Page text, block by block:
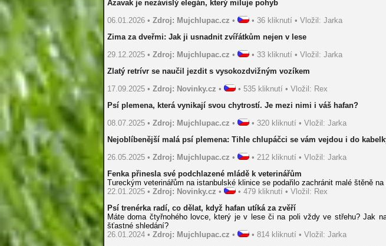
Azavak je nezávislý elegán, který miluje pohyb
06.01.2026 • Zdroj: Mujchlupac.cz •
• 36 kliknutí • Vložil: Jarka
Zima za dveřmi: Jak ji usnadnit zvířátkům nejen v lese
29.12.2025 • Zdroj: Mujchlupac.cz •
• 33 kliknutí • Vložil: Jarka
Zlatý retrívr se naučil jezdit s vysokozdvižným vozíkem
17.09.2025 • Zdroj: Novinky.cz •
• 535 kliknutí • Vložil: Rex
Psí plemena, která vynikají svou chytrostí. Je mezi nimi i váš hafan?
08.07.2025 • Zdroj: Mujchlupac.cz •
• 320 kliknutí • Vložil: Jarka
Nejoblíbenější malá psí plemena: Tihle chlupáčci se vám vejdou i do
26.05.2025 • Zdroj: Mujchlupac.cz •
• 212 kliknutí • Vložil: Jarka
Fenka přinesla své podchlazené mládě k veterinářům
Tureckým veterinářům na istanbulské klinice se podařilo zachránit malé štěně
22.01.2025 • Zdroj: Novinky.cz •
• 479 kliknutí • Vložil: Rex
Psí trenérka radí, co dělat, když hafan utíká za zvěří
Máte doma čtyřnohého lovce, který je v lese či na poli vždy ve střehu? Jak
šťastné shledání?
26.01.2024 • Zdroj: Mujchlupac.cz •
• 814 kliknutí • Vložil: Jarka